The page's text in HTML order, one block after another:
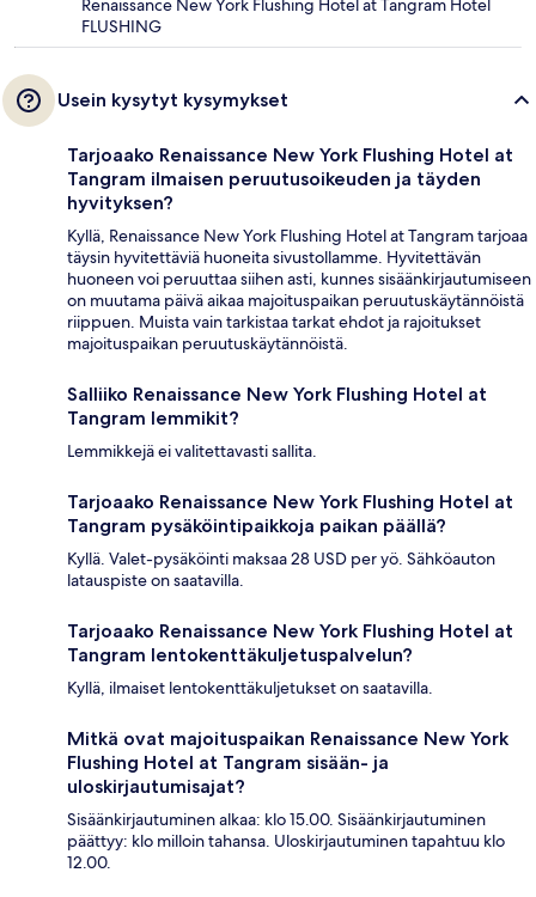
Renaissance New York Flushing Hotel at Tangram Hotel
FLUSHING
Usein kysytyt kysymykset
Tarjoaako Renaissance New York Flushing Hotel at
Tangram ilmaisen peruutusoikeuden ja täyden
hyvityksen?
Kyllä, Renaissance New York Flushing Hotel at Tangram tarjoaa
täysin hyvitettäviä huoneita sivustollamme. Hyvitettävän
huoneen voi peruuttaa siihen asti, kunnes sisäänkirjautumiseen
on muutama päivä aikaa majoituspaikan peruutuskäytännöistä
riippuen. Muista vain tarkistaa tarkat ehdot ja rajoitukset
majoituspaikan peruutuskäytännöistä.
Salliiko Renaissance New York Flushing Hotel at
Tangram lemmikit?
Lemmikkejä ei valitettavasti sallita.
Tarjoaako Renaissance New York Flushing Hotel at
Tangram pysäköintipaikkoja paikan päällä?
Kyllä. Valet-pysäköinti maksaa 28 USD per yö. Sähköauton
latauspiste on saatavilla.
Tarjoaako Renaissance New York Flushing Hotel at
Tangram lentokenttäkuljetuspalvelun?
Kyllä, ilmaiset lentokenttäkuljetukset on saatavilla.
Mitkä ovat majoituspaikan Renaissance New York
Flushing Hotel at Tangram sisään- ja
uloskirjautumisajat?
Sisäänkirjautuminen alkaa: klo 15.00. Sisäänkirjautuminen
päättyy: klo milloin tahansa. Uloskirjautuminen tapahtuu klo
12.00.